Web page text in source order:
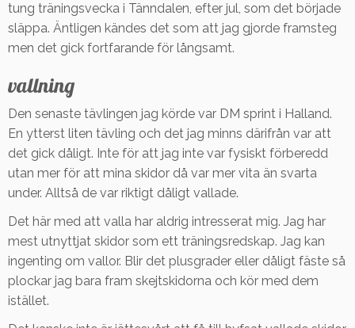
tung träningsvecka i Tänndalen, efter jul, som det började
släppa. Äntligen kändes det som att jag gjorde framsteg
men det gick fortfarande för långsamt.
vallning
Den senaste tävlingen jag körde var DM sprint i Halland.
En ytterst liten tävling och det jag minns därifrån var att
det gick dåligt. Inte för att jag inte var fysiskt förberedd
utan mer för att mina skidor då var mer vita än svarta
under. Alltså de var riktigt dåligt vallade.
Det här med att valla har aldrig intresserat mig. Jag har
mest utnyttjat skidor som ett träningsredskap. Jag kan
ingenting om vallor. Blir det plusgrader eller dåligt fäste så
plockar jag bara fram skejtskidorna och kör med dem
istället.